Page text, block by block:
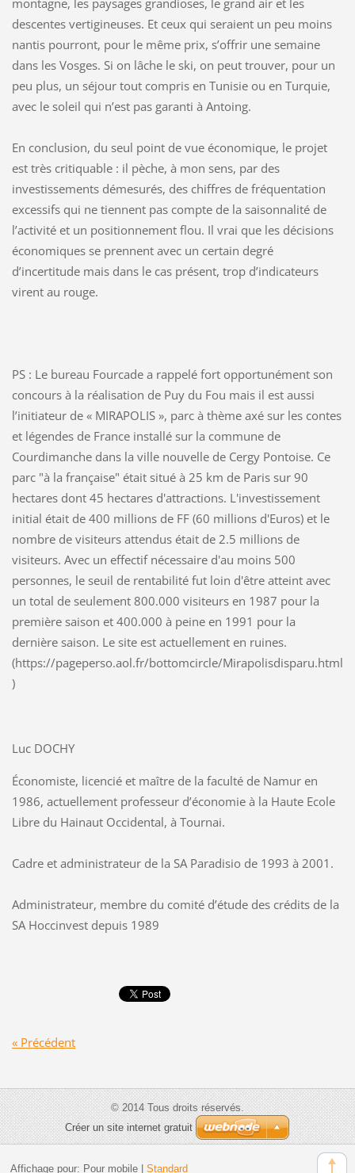
montagne, les paysages grandioses, le grand air et les
descentes vertigineuses. Et ceux qui seraient un peu moins
nantis pourront, pour le même prix, s’offrir une semaine
dans les Vosges. Si on lâche le ski, on peut trouver, pour un
peu plus, un séjour tout compris en Tunisie ou en Turquie,
avec le soleil qui n’est pas garanti à Antoing.
En conclusion, du seul point de vue économique, le projet
est très critiquable : il pèche, à mon sens, par des
investissements démesurés, des chiffres de fréquentation
excessifs qui ne tiennent pas compte de la saisonnalité de
l’activité et un positionnement flou. Il vrai que les décisions
économiques se prennent avec un certain degré
d’incertitude mais dans le cas présent, trop d’indicateurs
virent au rouge.
PS : Le bureau Fourcade a rappelé fort opportunément son
concours à la réalisation de Puy du Fou mais il est aussi
l’initiateur de « MIRAPOLIS », parc à thème axé sur les contes
et légendes de France installé sur la commune de
Courdimanche dans la ville nouvelle de Cergy Pontoise. Ce
parc "à la française" était situé à 25 km de Paris sur 90
hectares dont 45 hectares d'attractions. L'investissement
initial était de 400 millions de FF (60 millions d'Euros) et le
nombre de visiteurs attendus était de 2.5 millions de
visiteurs. Avec un effectif nécessaire d'au moins 500
personnes, le seuil de rentabilité fut loin d'être atteint avec
un total de seulement 800.000 visiteurs en 1987 pour la
première saison et 400.000 à peine en 1991 pour la
dernière saison. Le site est actuellement en ruines.
(https://pageperso.aol.fr/bottomcircle/Mirapolisdisparu.html
)
Luc DOCHY
Économiste, licencié et maître de la faculté de Namur en
1986, actuellement professeur d’économie à la Haute Ecole
Libre du Hainaut Occidental, à Tournai.
Cadre et administrateur de la SA Paradisio de 1993 à 2001.
Administrateur, membre du comité d’étude des crédits de la
SA Hoccinvest depuis 1989
« Précédent
© 2014 Tous droits réservés.
Créer un site internet gratuit
Affichage pour: Pour mobile| Standard